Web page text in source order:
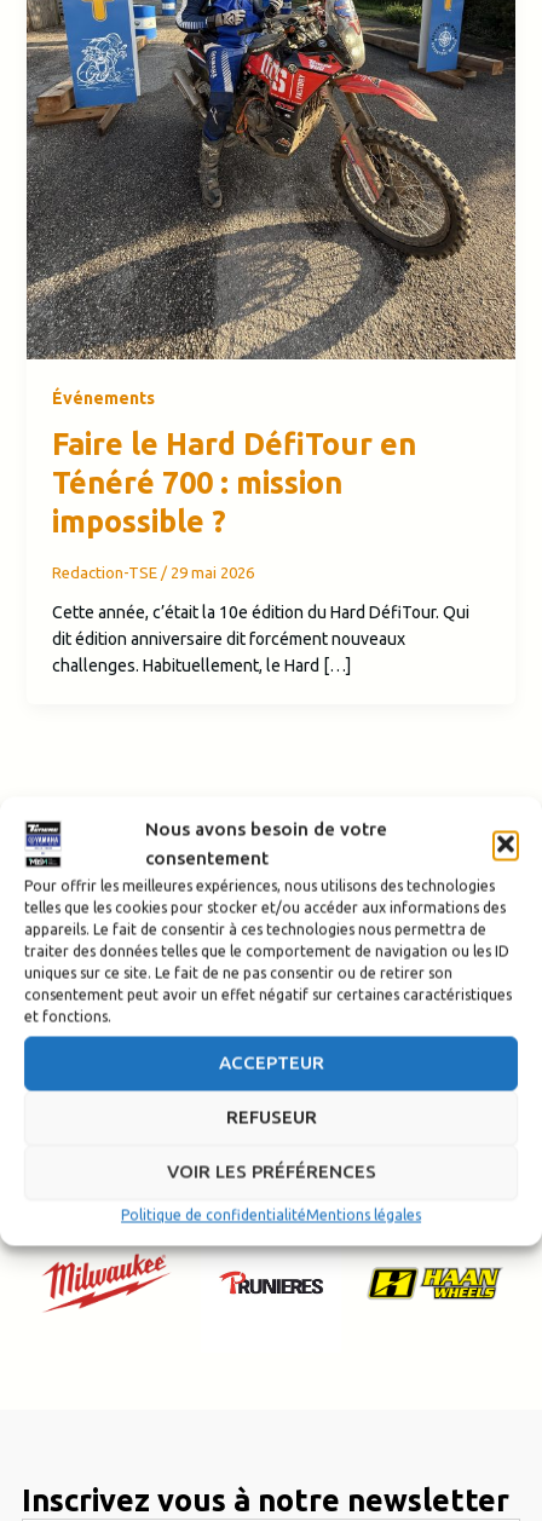
Nous avons besoin de votre
consentement
Pour offrir les meilleures expériences, nous utilisons des technologies
telles que les cookies pour stocker et/ou accéder aux informations des
appareils. Le fait de consentir à ces technologies nous permettra de
traiter des données telles que le comportement de navigation ou les ID
uniques sur ce site. Le fait de ne pas consentir ou de retirer son
consentement peut avoir un effet négatif sur certaines caractéristiques
et fonctions.
ACCEPTEUR
REFUSEUR
VOIR LES PRÉFÉRENCES
Politique de confidentialitéMentions légales
Événements
Faire le Hard DéfiTour en
Ténéré 700 : mission
impossible ?
Redaction-TSE / 29 mai 2026
Cette année, c’était la 10e édition du Hard DéfiTour. Qui
dit édition anniversaire dit forcément nouveaux
challenges. Habituellement, le Hard […]
Inscrivez vous à notre newsletter